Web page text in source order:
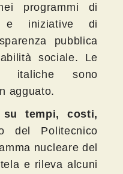
programmi di
e iniziative di
pubblica
sociale. Le
italiche sono
agguato.
tempi, costi,
del Politecnico
nucleare del
e rileva alcuni